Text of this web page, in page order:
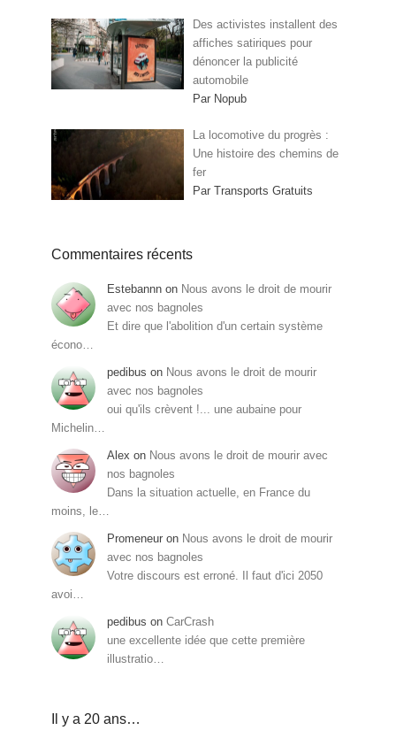
Des activistes installent des
affiches satiriques pour
dénoncer la publicité
automobile
Par Nopub
La locomotive du progrès :
Une histoire des chemins de
fer
Par Transports Gratuits
Commentaires récents
Estebannn on Nous avons le droit de mourir
avec nos bagnoles
Et dire que l'abolition d'un certain système
écono…
pedibus on Nous avons le droit de mourir
avec nos bagnoles
oui qu'ils crèvent !... une aubaine pour
Michelin…
Alex on Nous avons le droit de mourir avec
nos bagnoles
Dans la situation actuelle, en France du
moins, le…
Promeneur on Nous avons le droit de mourir
avec nos bagnoles
Votre discours est erroné. Il faut d'ici 2050
avoi…
pedibus on CarCrash
une excellente idée que cette première
illustratio…
Il y a 20 ans…